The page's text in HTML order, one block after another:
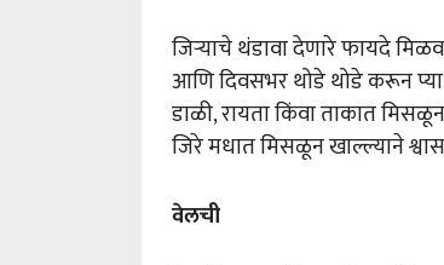
जिऱ्याचे थंडावा देणारे फायदे
आणि दिवसभर थोडे थोडे करून
डाळी, रायता किंवा ताकात
जिरे मधात मिसळून खाल्ल्याने
वेलची